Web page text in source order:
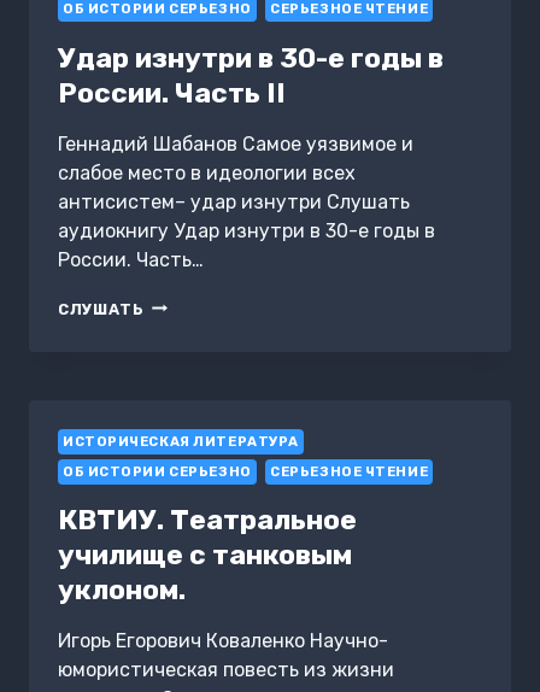
ОБ ИСТОРИИ СЕРЬЕЗНО
СЕРЬЕЗНОЕ ЧТЕНИЕ
Удар изнутри в 30-е годы в
России. Часть II
Геннадий Шабанов Самое уязвимое и
слабое место в идеологии всех
антисистем– удар изнутри Слушать
аудиокнигу Удар изнутри в 30-е годы в
России. Часть…
СЛУШАТЬ УДАР
В
РОССИИ.
ЧАСТЬ
II
ИСТОРИЧЕСКАЯ ЛИТЕРАТУРА
ОБ ИСТОРИИ СЕРЬЕЗНО
СЕРЬЕЗНОЕ ЧТЕНИЕ
КВТИУ. Театральное
училище с танковым
уклоном.
Игорь Егорович Коваленко Научно-
юмористическая повесть из жизни